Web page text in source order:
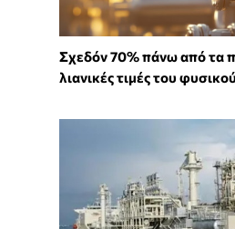
Σχεδόν 70% πάνω από τα
λιανικές τιμές του